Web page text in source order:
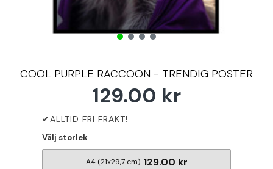
COOL PURPLE RACCOON - TRENDIG POSTER
129.00 kr
Välj storlek
A4 (21x29,7 cm) 129.00 kr